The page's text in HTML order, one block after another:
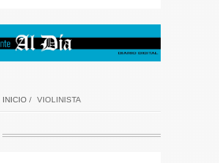
INICIO / VIOLINISTA